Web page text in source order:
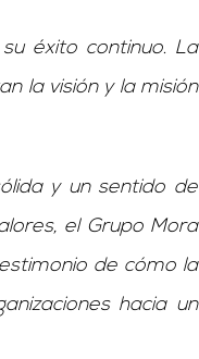
éxito continuo. La
la visión y la misión
y un sentido de
el Grupo Mora
de cómo la
hacia un